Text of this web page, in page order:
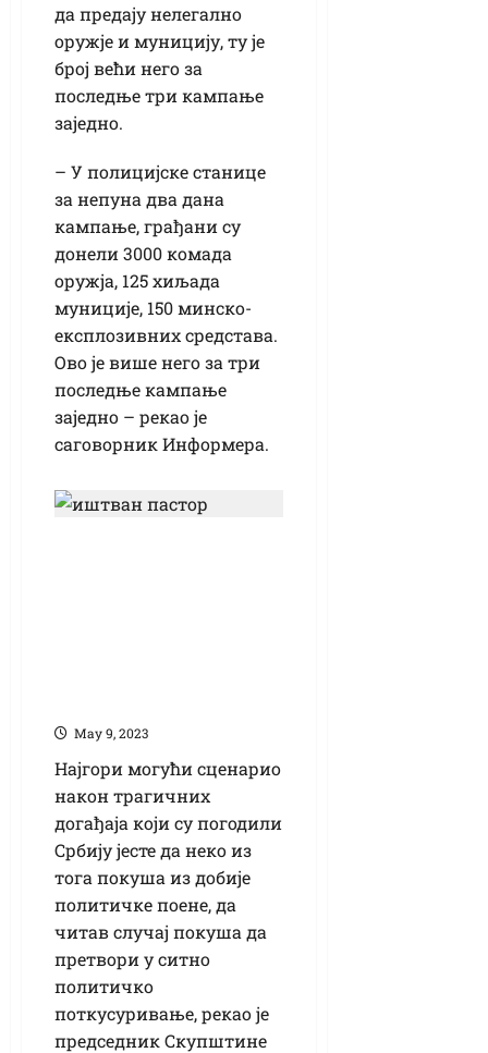
да предају нелегално
оружје и муницију, ту је
број већи него за
последње три кампање
заједно.
– У полицијске станице
за непуна два дана
кампање, грађани су
донели 3000 комада
оружја, 125 хиљада
муниције, 150 минско-
експлозивних средстава.
Ово је више него за три
последње кампање
заједно – рекао је
саговорник Информера.
Маy 9, 2023
Најгори могући сценарио
након трагичних
догађаја који су погодили
Србију јесте да неко из
тога покуша из добије
политичке поене, да
читав случај покуша да
претвори у ситно
политичко
поткусуривање, рекао је
председник Скупштине